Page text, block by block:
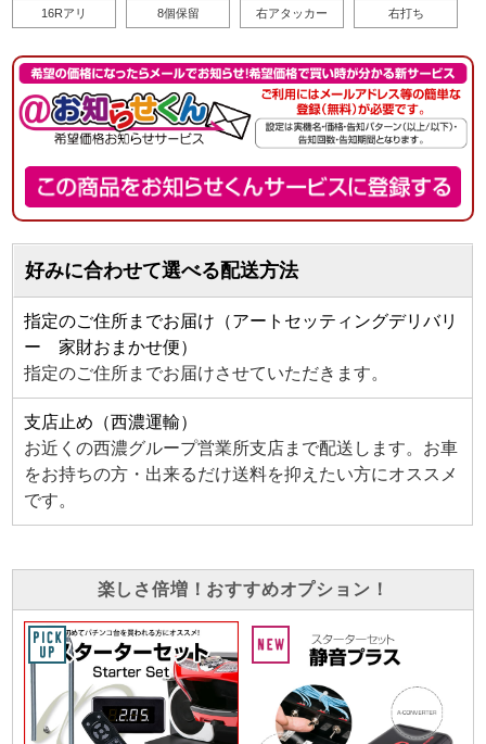
16Rアリ 8個保留 右アタッカー 右打ち
好みに合わせて選べる配送方法
指定のご住所までお届け（アートセッティングデリバリ
ー 家財おまかせ便）
指定のご住所までお届けさせていただきます。
支店止め（西濃運輸）
お近くの西濃グループ営業所支店まで配送します。お車
をお持ちの方・出来るだけ送料を抑えたい方にオススメ
です。
楽しさ倍増！おすすめオプション！